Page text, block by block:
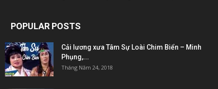
POPULAR POSTS
Cải lương xưa Tâm Sự Loài Chim Biển – Minh
Phụng,...
Tháng Năm 24, 2018